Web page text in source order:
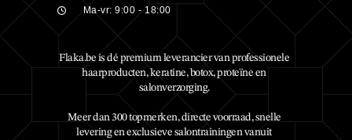
Ma-vr: 9:00 - 18:00
Flaka.be is dé premium leverancier van professionele
haarproducten, keratine, botox, proteïne en
salonverzorging.
Meer dan 300 topmerken, directe voorraad, snelle
levering en exclusieve salontrainingen vanuit